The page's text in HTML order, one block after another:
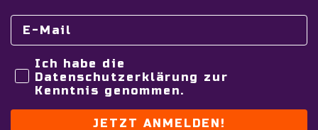
Ich habe die
Datenschutzerklärung zur
Kenntnis genommen.
JETZT ANMELDEN!